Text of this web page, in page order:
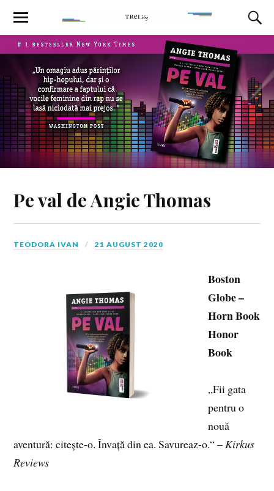
Pe val de Angie Thomas
TEODORA IVAN 21 AUGUST 2020
Boston
Globe –
Horn Book
Honor
Book
„Fii gata
pentru o
nouă
aventură: citește-o. Învață din ea. Savureaz-o.“ –Kirkus
Reviews